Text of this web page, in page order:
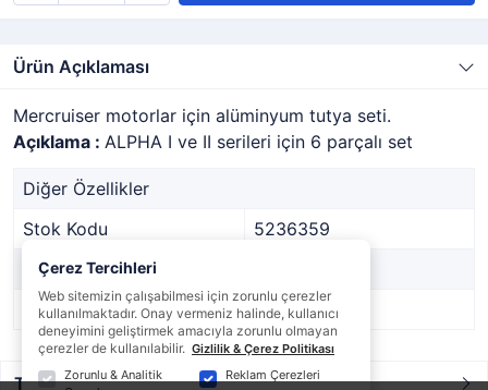
Ürün Açıklaması
Mercruiser motorlar için alüminyum tutya seti.
Açıklama : ALPHA I ve II serileri için 6 parçalı set
Diğer Özellikler
Stok Kodu
5236359
Marka
Stok Durumu
Var
Taksit / Ödeme Seçenekleri
Çerez Tercihleri
Web sitemizin çalışabilmesi için zorunlu çerezler
kullanılmaktadır. Onay vermeniz halinde, kullanıcı
deneyimini geliştirmek amacıyla zorunlu olmayan
çerezler de kullanılabilir. Gizlilik & Çerez Politikası
Zorunlu & Analitik
Reklam Çerezleri